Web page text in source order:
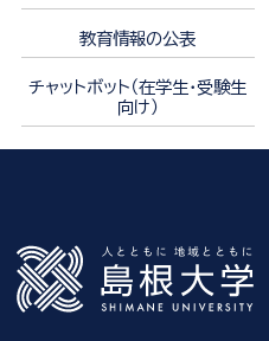
教育情報の公表
チャットボット（在学生・受験生
向け）